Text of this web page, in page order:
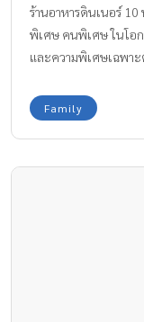
ร้านอาหารดินเนอร์
พิเศษ คนพิเศษ ในโอ
และความพิเศษเฉพาะ
Family